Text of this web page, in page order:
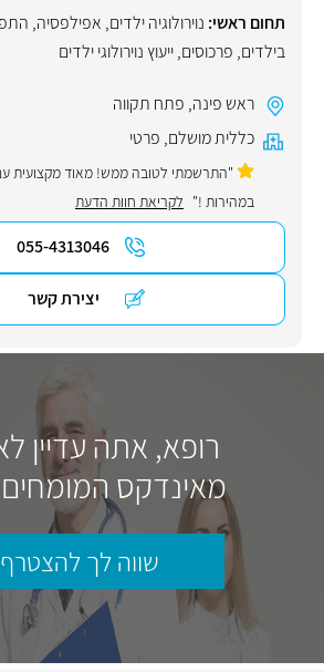
תחום ראשי: נוירולוגיה ילדים, אפילפסיה,
בילדים, פרכוסים,ייעוץ נוירולוגי ילדים
ראש פינה, פתח תקווה
כללית מושלם, פרטי
"התרשמתי לטובה ממש! מאוד מקצועית
במהירות !" לקריאת חוות הדעת
055-4313046
יצירת קשר
רופא, אתה עדיין
מאינדקס המומחים
שווה לך